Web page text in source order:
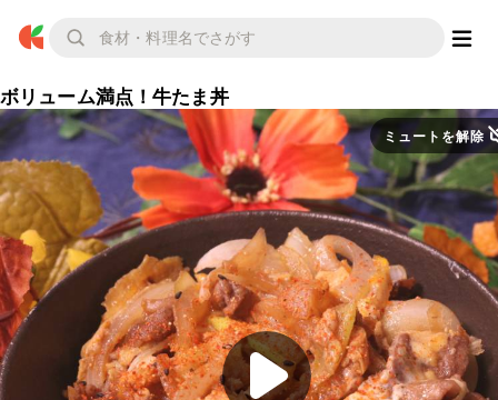
ボリューム満点！牛たま丼
ミュートを解除